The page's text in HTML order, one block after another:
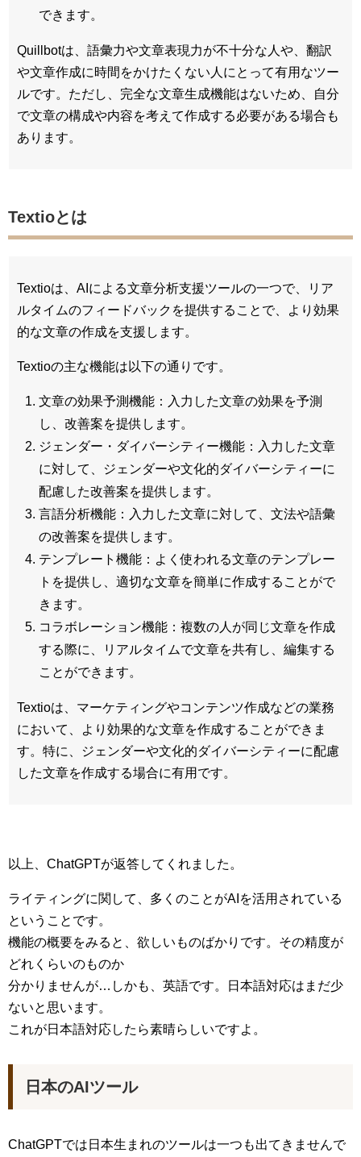
できます。
Quillbotは、語彙力や文章表現力が不十分な人や、翻訳
や文章作成に時間をかけたくない人にとって有用なツー
ルです。ただし、完全な文章生成機能はないため、自分
で文章の構成や内容を考えて作成する必要がある場合も
あります。
Textioとは
Textioは、AIによる文章分析支援ツールの一つで、リア
ルタイムのフィードバックを提供することで、より効果
的な文章の作成を支援します。
Textioの主な機能は以下の通りです。
文章の効果予測機能：入力した文章の効果を予測
し、改善案を提供します。
ジェンダー・ダイバーシティー機能：入力した文章
に対して、ジェンダーや文化的ダイバーシティーに
配慮した改善案を提供します。
言語分析機能：入力した文章に対して、文法や語彙
の改善案を提供します。
テンプレート機能：よく使われる文章のテンプレー
トを提供し、適切な文章を簡単に作成することがで
きます。
コラボレーション機能：複数の人が同じ文章を作成
する際に、リアルタイムで文章を共有し、編集する
ことができます。
Textioは、マーケティングやコンテンツ作成などの業務
において、より効果的な文章を作成することができま
す。特に、ジェンダーや文化的ダイバーシティーに配慮
した文章を作成する場合に有用です。
以上、ChatGPTが返答してくれました。
ライティングに関して、多くのことがAIを活用されている
ということです。
機能の概要をみると、欲しいものばかりです。その精度が
どれくらいのものか
分かりませんが…しかも、英語です。日本語対応はまだ少
ないと思います。
これが日本語対応したら素晴らしいですよ。
日本のAIツール
ChatGPTでは日本生まれのツールは一つも出てきませんで